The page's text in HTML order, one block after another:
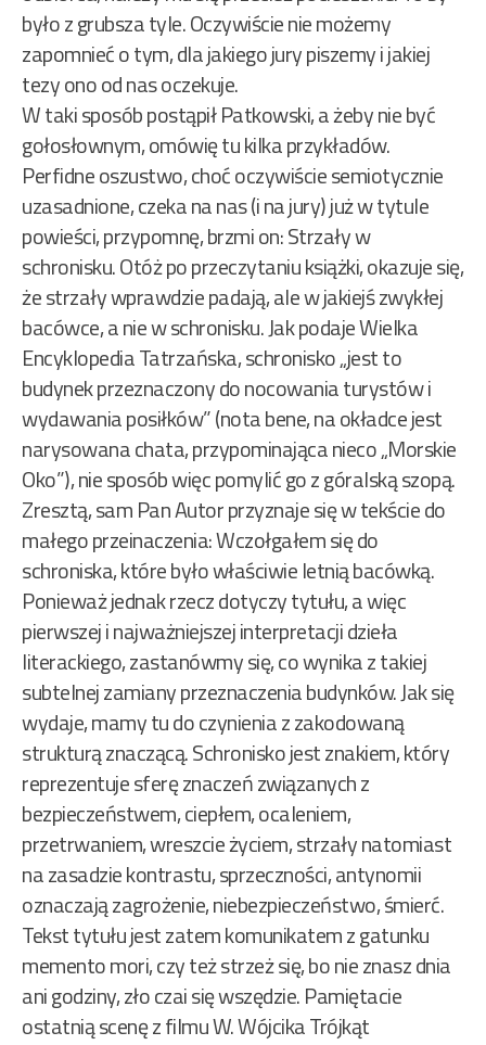
było z grubsza tyle. Oczywiście nie możemy
zapomnieć o tym, dla jakiego jury piszemy i jakiej
tezy ono od nas oczekuje.
W taki sposób postąpił Patkowski, a żeby nie być
gołosłownym, omówię tu kilka przykładów.
Perfidne oszustwo, choć oczywiście semiotycznie
uzasadnione, czeka na nas (i na jury) już w tytule
powieści, przypomnę, brzmi on: Strzały w
schronisku. Otóż po przeczytaniu książki, okazuje się,
że strzały wprawdzie padają, ale w jakiejś zwykłej
bacówce, a nie w schronisku. Jak podaje Wielka
Encyklopedia Tatrzańska, schronisko „jest to
budynek przeznaczony do nocowania turystów i
wydawania posiłków” (nota bene, na okładce jest
narysowana chata, przypominająca nieco „Morskie
Oko”), nie sposób więc pomylić go z góralską szopą.
Zresztą, sam Pan Autor przyznaje się w tekście do
małego przeinaczenia: Wczołgałem się do
schroniska, które było właściwie letnią bacówką.
Ponieważ jednak rzecz dotyczy tytułu, a więc
pierwszej i najważniejszej interpretacji dzieła
literackiego, zastanówmy się, co wynika z takiej
subtelnej zamiany przeznaczenia budynków. Jak się
wydaje, mamy tu do czynienia z zakodowaną
strukturą znaczącą. Schronisko jest znakiem, który
reprezentuje sferę znaczeń związanych z
bezpieczeństwem, ciepłem, ocaleniem,
przetrwaniem, wreszcie życiem, strzały natomiast
na zasadzie kontrastu, sprzeczności, antynomii
oznaczają zagrożenie, niebezpieczeństwo, śmierć.
Tekst tytułu jest zatem komunikatem z gatunku
memento mori, czy też strzeż się, bo nie znasz dnia
ani godziny, zło czai się wszędzie. Pamiętacie
ostatnią scenę z filmu W. Wójcika Trójkąt